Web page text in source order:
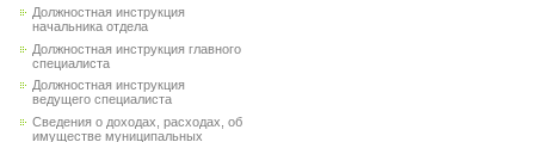
Должностная инструкция
начальника отдела
Должностная инструкция главного
специалиста
Должностная инструкция
ведущего специалиста
Сведения о доходах, расходах, об
имуществе муниципальных